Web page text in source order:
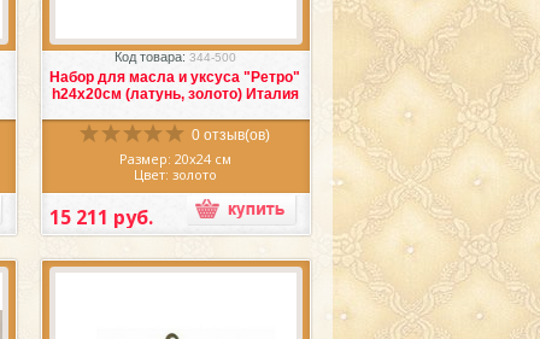
Код товара: 344-500
Набор для масла и уксуса "Ретро"
h24х20см (латунь, золото) Италия
0 отзыв(ов)
Размер: 20х24 см
Цвет: золото
Материал: латунь, стекло
Производитель: Италия
Очаровательныйнабор для масла и
искусными мастерами литейного
дела из латуни в превосходном
15 211 руб.